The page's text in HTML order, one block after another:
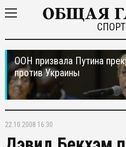
СПОРТ
ООН призвала Путина
против Украины
22.10.2008 16:30